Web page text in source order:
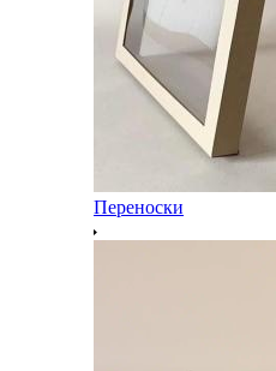
Переноски